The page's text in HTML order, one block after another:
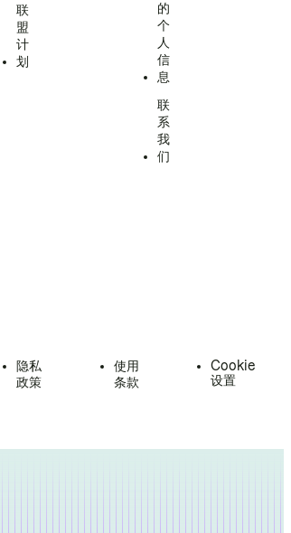
联
盟
计
划
的
个
人
信
息
联
系
我
们
隐私
政策
使用
条款
Cookie
设置